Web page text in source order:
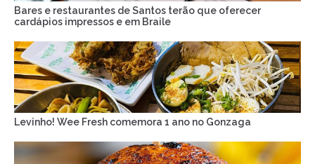
Bares e restaurantes de Santos terão que oferecer
cardápios impressos e em Braile
Levinho! Wee Fresh comemora 1 ano no Gonzaga